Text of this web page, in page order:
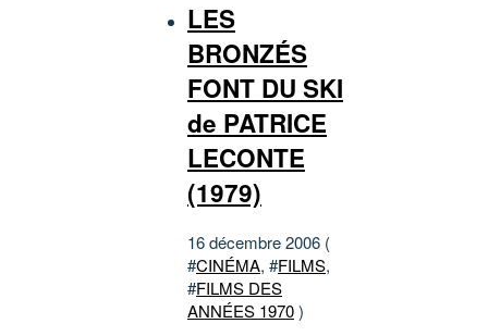
LES
BRONZÉS
FONT DU SKI
de PATRICE
LECONTE
(1979)
16 décembre 2006 (
#CINÉMA, #FILMS,
#FILMS DES
ANNÉES 1970)